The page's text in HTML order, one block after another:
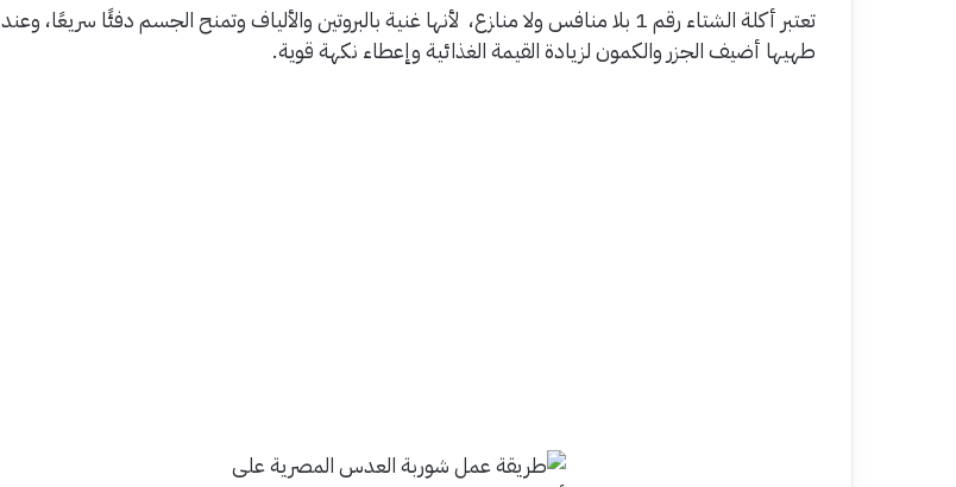
تعتبر أكلة الشتاء رقم 1 بلا منافس ولا منازع، لأنها غنية بالبروتين والألياف وتمنح الجسم دفئًا سريعًا، وعند
طهيها أضيف الجزر والكمون لزيادة القيمة الغذائية وإعطاء نكهة قوية.